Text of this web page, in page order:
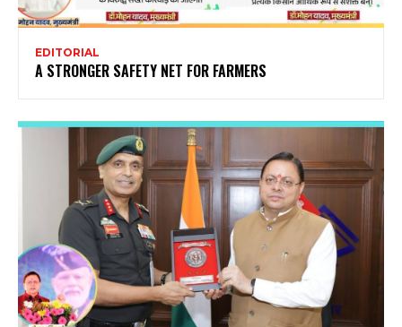
EDITORIAL
A STRONGER SAFETY NET FOR FARMERS